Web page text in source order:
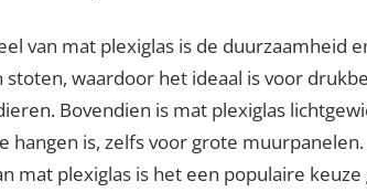
van mat plexiglas is de duurzaamheid
stoten, waardoor het ideaal is voor
Bovendien is mat plexiglas
hangen is, zelfs voor grote
mat plexiglas is het een populaire